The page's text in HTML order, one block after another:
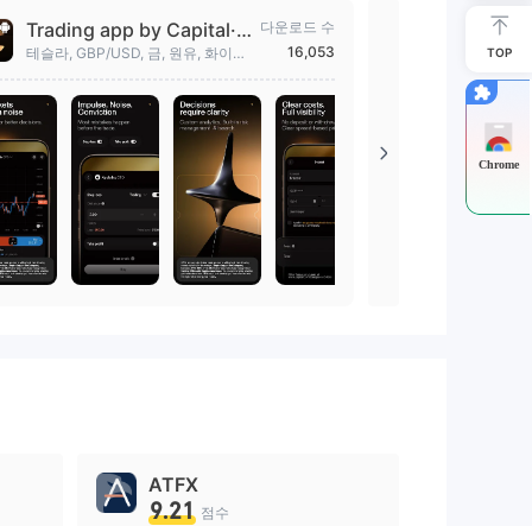
Trading app by Capital·c
om
테슬라, GBP/USD, 금, 원유, 화이자
다운로드 수
16,053
Investmate
되어보세요.
ATFX
9.21 점수
TOP
Chrome